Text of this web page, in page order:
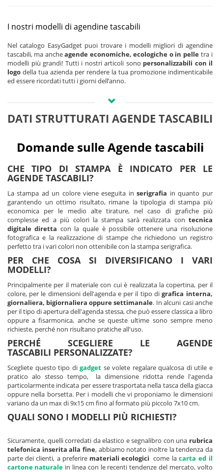
I nostri modelli di agendine tascabili
Nel catalogo EasyGadget puoi trovare i modelli migliori di agendine
tascabili, ma ancheagende economiche, ecologiche o in pelle tra i
modelli più grandi! Tutti i nostri articoli sono personalizzabili con il
logo della tua azienda per rendere la tua promozione indimenticabile
ed essere ricordati tutti i giorni dell’anno.
di tutto la struttura che cerchi:
- agende giornaliere tascabili: per chi preferisce avere una pagina
informazioni
ideali per avere subito a colpo d’occhio la vista
della settima completa. Maggiormente consigliate per gli studi che
devono gestire molti appuntamenti
Le dimensioni delle agendine tascabili vanno da un massimo di 9x15
cm fino al formato più piccolo delleagende tascabili 7x10 cm, di solito
in formato bigiornaliero.
La copertina può essere in pvc oppure in cartonato. Molto utile e
apprezzata è la chiusura con elastico, soprattutto per chi usa
l'agendina anche per inserire biglietti da visita e fogli per non perderli o
per non lasciarli sparsi in borsetta o in valigetta.
Se cerchi un’agenda economica, tra i nostri modelli ti consigliamo
l'agendina tascabile a fisarmonica con copertina in pvc. Si tratta di un
particolare tipo di agendina, di qualità, con interno estraibile e rubrica
telefonica. Nonostante ci sia poco spazio per la scrittura, i giorni del
mese sono tutti presenti su un’unica pagina per mantenere sempre in
evidenza tutti gli impegni del mese.
Un gadget versatile da abbinare ad altri articoli promozionali
Smartphone, tablet e laptop sono ormai i concorrenti delle agende
personalizzate ma quello che conta nelle tue promozioni è il
messaggio che vuoi trasmettere con il tuo regalo promozionale. Il
gadget infatti è un regalo che serve a fidelizzare i tuoi clienti, a farli
sentire apprezzati e fargli capire che li ritieni importanti e che vuoi
viziarli con regali che possono tornare loro utili.
Le agende sono un gadget molto versatile, non solo perché può
adattarsi ad ogni tipologia di target, ma perché può essere abbinata
anche ad altri gadget aziendali personalizzati: ad esempio, con
un’agendina tascabile personalizzata noi consigliamo anche l'acquisto
colore della copertina o con il colore della stampa del logo aziendale.
Sia le agende che le penne personalizzate sono gadget economici, ma
di qualità, resistenti, in tanti materiali diversi e sempre di moda.
Possono essere anche associati ad altri articoli per creare una
DATI STRUTTURATI AGENDE TASCABILI
Domande sulle Agende tascabili
CHE TIPO DI STAMPA È INDICATO PER LE
AGENDE TASCABILI?
La stampa ad un colore viene eseguita in serigrafia in quanto pur
garantendo un ottimo risultato, rimane la tipologia di stampa più
economica per le medio alte tirature, nel caso di grafiche più
complesse ed a più colori la stampa sarà realizzata con tecnica
digitale diretta con la quale è possibile ottenere una risoluzione
fotografica e la realizzazione di stampe che richiedono un registro
perfetto tra i vari colori non ottenibile con la stampa serigrafica.
PER CHE COSA SI DIVERSIFICANO I VARI
MODELLI?
Principalmente per il materiale con cui è realizzata la copertina, per il
colore, per le dimensioni dell'agenda e per il tipo di grafica interna,
giornaliera, bigiornaliera oppure settimanale. In alcuni casi anche
per il tipo di apertura dell'agenda stessa, che può essere classica a libro
oppure a fisarmonica, anche se queste ultime sono sempre meno
richieste, perché non risultano pratiche all'uso.
PERCHÉ SCEGLIERE LE AGENDE
TASCABILI PERSONALIZZATE?
Scegliete questo tipo di gadget se volete regalare qualcosa di utile e
pratico alo stesso tempo, la dimensione ridotta rende l'agenda
particolarmente indicata per essere trasportata nella tasca della giacca
oppure nella borsetta. Per i modelli che vi proponiamo le dimensioni
variano da un max di 9x15 cm fino al formato più piccolo 7x10 cm.
QUALI SONO I MODELLI PIÙ RICHIESTI?
Sicuramente, quelli corredati da elastico e segnalibro con una rubrica
telefonica inserita alla fine, abbiamo notato inoltre la tendenza da
parte dei clienti, a preferire materiali ecologici come la carta ed il
cartone naturale in linea con le recenti tendenze del mercato, volto